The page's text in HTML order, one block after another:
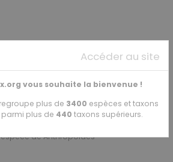
de Anthropoides
Accéder au site
vous souhaite la bienvenue !
plus de 3400 espèces et taxons
plus de 440 taxons supérieurs.